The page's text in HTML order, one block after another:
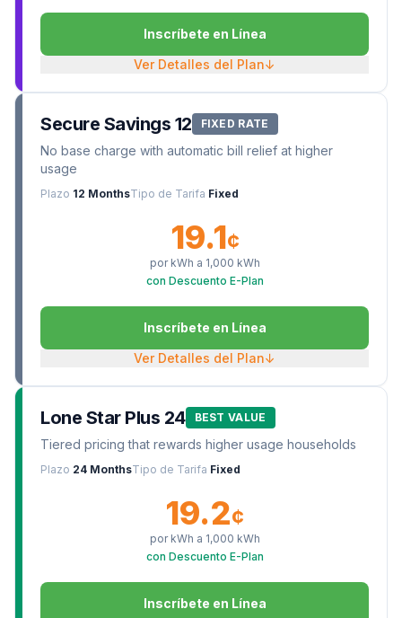
Inscríbete en Línea
Ver Detalles del Plan↓
Secure Savings 12 FIXED RATE
No base charge with automatic bill relief at higher
usage
Plazo 12 MonthsTipo de Tarifa Fixed
19.1¢
por kWh a 1,000 kWh
con Descuento E-Plan
Inscríbete en Línea
Ver Detalles del Plan↓
Lone Star Plus 24 BEST VALUE
Tiered pricing that rewards higher usage households
Plazo 24 MonthsTipo de Tarifa Fixed
19.2¢
por kWh a 1,000 kWh
con Descuento E-Plan
Inscríbete en Línea